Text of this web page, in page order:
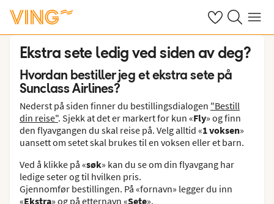
Se dine sparte
Søk påMeny
Ekstra sete ledig ved siden av deg?
Hvordan bestiller jeg et ekstra sete på
Sunclass Airlines?
Nederst på siden finner du bestillingsdialogen "Bestill
din reise". Sjekk at det er markert for kun «Fly» og finn
den flyavgangen du skal reise på. Velg alltid «1 voksen»
uansett om setet skal brukes til en voksen eller et barn.
Ved å klikke på «søk» kan du se om din flyavgang har
ledige seter og til hvilken pris.
Gjennomfør bestillingen. På «fornavn» legger du inn
«Ekstra» og på etternavn «Sete».